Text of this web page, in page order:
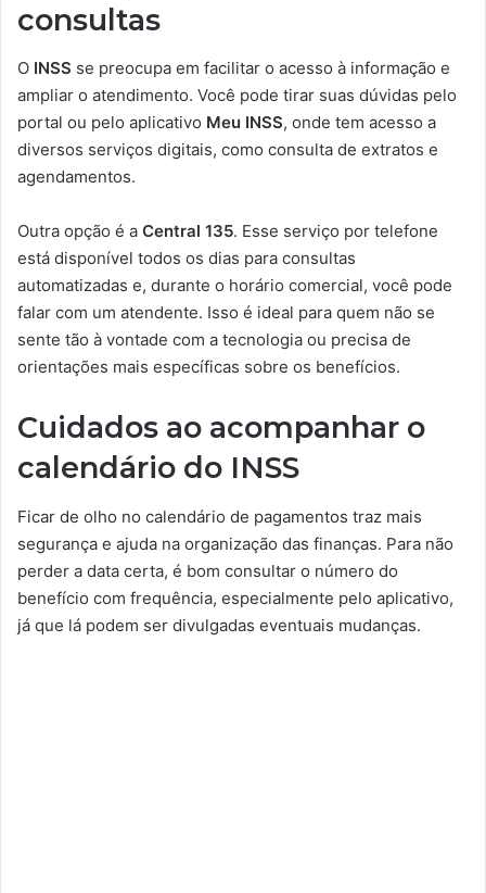
consultas
O INSS se preocupa em facilitar o acesso à informação e
ampliar o atendimento. Você pode tirar suas dúvidas pelo
portal ou pelo aplicativo Meu INSS, onde tem acesso a
diversos serviços digitais, como consulta de extratos e
agendamentos.
Outra opção é a Central 135. Esse serviço por telefone
está disponível todos os dias para consultas
automatizadas e, durante o horário comercial, você pode
falar com um atendente. Isso é ideal para quem não se
sente tão à vontade com a tecnologia ou precisa de
orientações mais específicas sobre os benefícios.
Cuidados ao acompanhar o
calendário do INSS
Ficar de olho no calendário de pagamentos traz mais
segurança e ajuda na organização das finanças. Para não
perder a data certa, é bom consultar o número do
benefício com frequência, especialmente pelo aplicativo,
já que lá podem ser divulgadas eventuais mudanças.